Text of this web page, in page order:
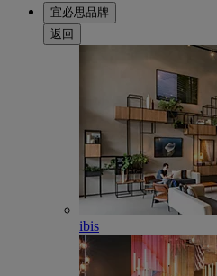
宜必思品牌
返回
ibis